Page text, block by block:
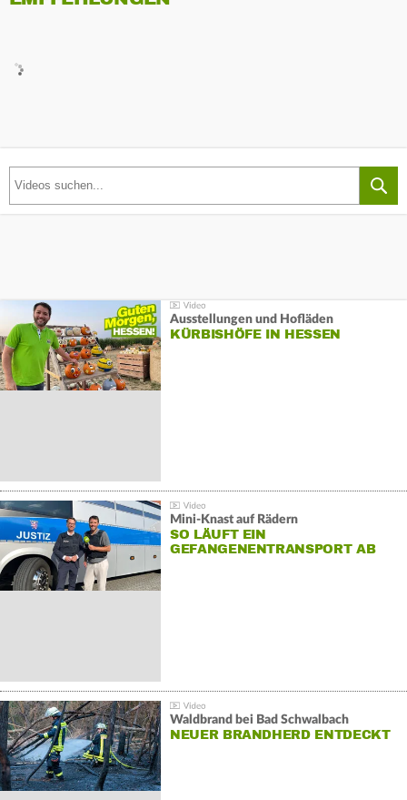
Ausstellungen und Hofläden
KÜRBISHÖFE IN HESSEN
Mini-Knast auf Rädern
SO LÄUFT EIN
GEFANGENENTRANSPORT AB
Waldbrand bei Bad Schwalbach
NEUER BRANDHERD ENTDECKT